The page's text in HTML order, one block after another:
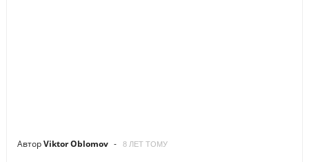
АвторViktor Oblomov 8 ЛЕТ ТОМУ